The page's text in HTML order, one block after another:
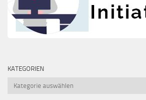
KATEGORIEN
Kategorien